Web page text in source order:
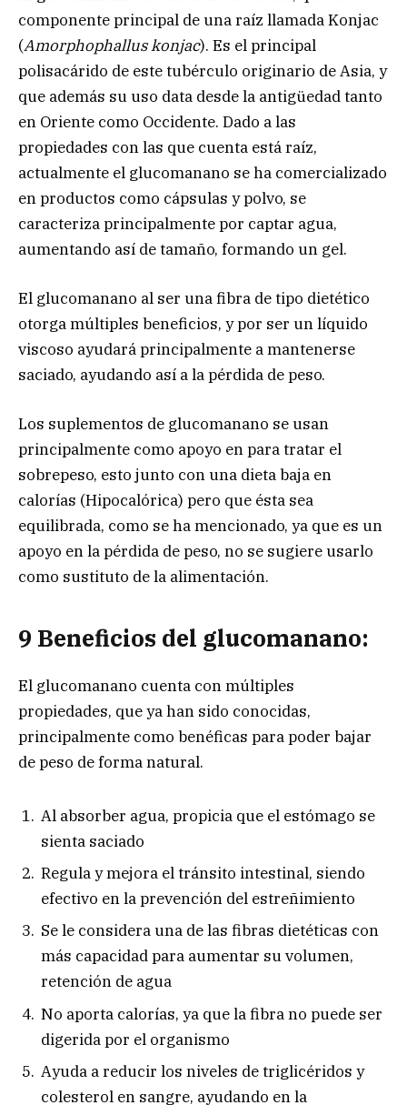
componente principal de una raíz llamada Konjac
(Amorphophallus konjac). Es el principal
polisacárido de este tubérculo originario de Asia, y
que además su uso data desde la antigüedad tanto
en Oriente como Occidente. Dado a las
propiedades con las que cuenta está raíz,
actualmente el glucomanano se ha comercializado
en productos como cápsulas y polvo, se
caracteriza principalmente por captar agua,
aumentando así de tamaño, formando un gel.
El glucomanano al ser una fibra de tipo dietético
otorga múltiples beneficios, y por ser un líquido
viscoso ayudará principalmente a mantenerse
saciado, ayudando así a la pérdida de peso.
Los suplementos de glucomanano se usan
principalmente como apoyo en para tratar el
sobrepeso, esto junto con una dieta baja en
calorías (Hipocalórica) pero que ésta sea
equilibrada, como se ha mencionado, ya que es un
apoyo en la pérdida de peso, no se sugiere usarlo
como sustituto de la alimentación.
9 Beneficios del glucomanano:
El glucomanano cuenta con múltiples
propiedades, que ya han sido conocidas,
principalmente como benéficas para poder bajar
de peso de forma natural.
Al absorber agua, propicia que el estómago se
sienta saciado
Regula y mejora el tránsito intestinal, siendo
efectivo en la prevención del estreñimiento
Se le considera una de las fibras dietéticas con
más capacidad para aumentar su volumen,
retención de agua
No aporta calorías, ya que la fibra no puede ser
digerida por el organismo
Ayuda a reducir los niveles de triglicéridos y
colesterol en sangre, ayudando en la